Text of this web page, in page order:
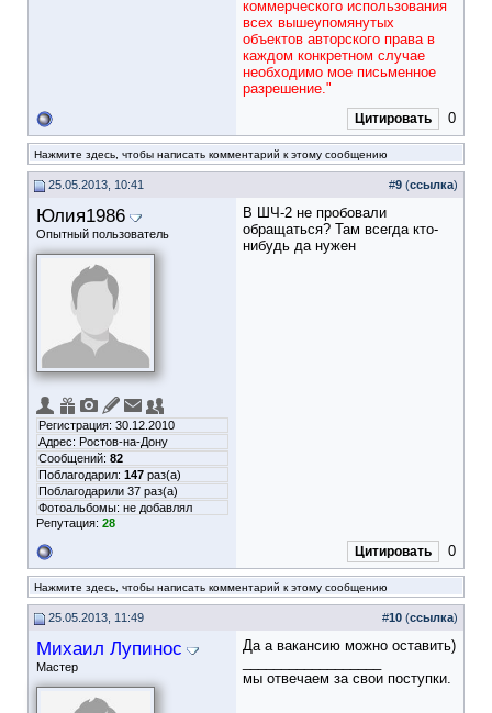
коммерческого использования
всех вышеупомянутых
объектов авторского права в
каждом конкретном случае
необходимо мое письменное
разрешение."
Цитировать 0
Нажмите здесь, чтобы написать комментарий к этому сообщению
25.05.2013, 10:41 #9 (ссылка)
Юлия1986
Опытный пользователь
Регистрация: 30.12.2010
Адрес: Ростов-на-Дону
Сообщений: 82
Поблагодарил: 147 раз(а)
Поблагодарили 37 раз(а)
Фотоальбомы: не добавлял
Репутация: 28
В ШЧ-2 не пробовали
обращаться? Там всегда кто-
нибудь да нужен
Цитировать 0
Нажмите здесь, чтобы написать комментарий к этому сообщению
25.05.2013, 11:49 #10 (ссылка)
Михаил Лупинос
Мастер
Да а вакансию можно оставить)
мы отвечаем за свои поступки.